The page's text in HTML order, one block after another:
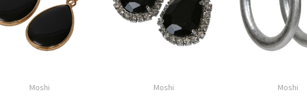
Moshi Moshi Moshi